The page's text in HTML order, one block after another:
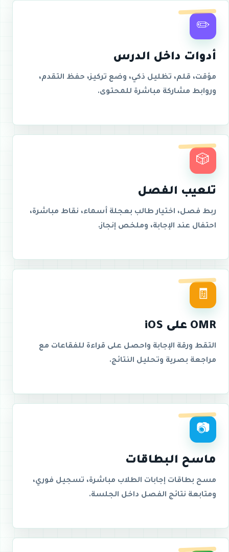
✏️
أدوات داخل الدرس
مؤقت، قلم، تظليل ذكي، وضع تركيز، حفظ التقدم،
وروابط مشاركة مباشرة للمحتوى.
🎲
تلعيب الفصل
ربط فصل، اختيار طالب بعجلة أسماء، نقاط مباشرة،
احتفال عند الإجابة، وملخص إنجاز.
🧾
OMR على iOS
التقط ورقة الإجابة واحصل على قراءة للفقاعات مع
مراجعة بصرية وتحليل النتائج.
📷
ماسح البطاقات
مسح بطاقات إجابات الطلاب مباشرة، تسجيل فوري،
ومتابعة نتائج الفصل داخل الجلسة.